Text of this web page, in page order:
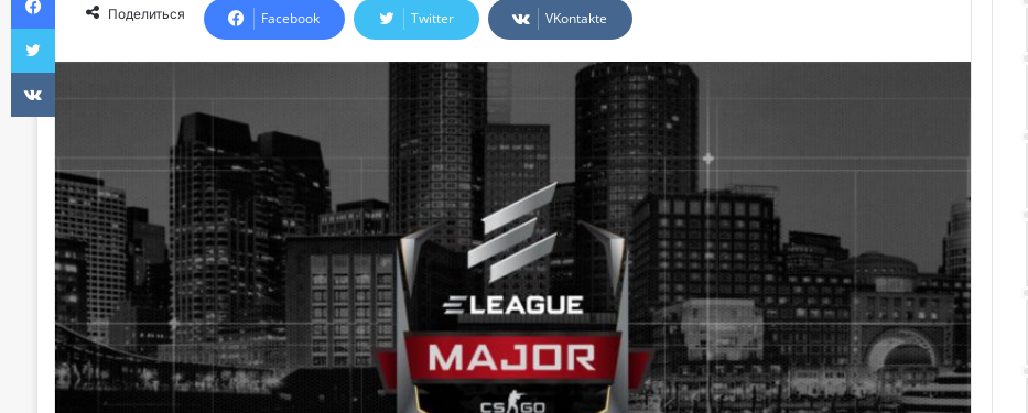
Поделиться Facebook Twitter VKontakte